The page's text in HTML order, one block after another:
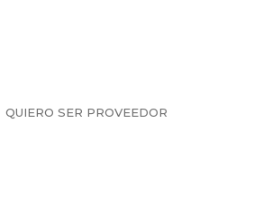
QUIERO SER PROVEEDOR